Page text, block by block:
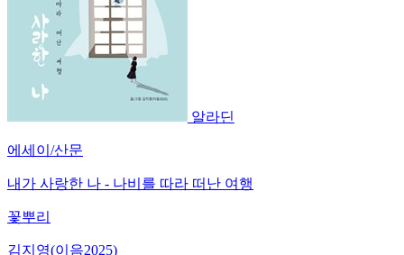
알라딘
에세이/산문
내가 사랑한 나 - 나비를 따라 떠난 여행
꽃뿌리
김지영(이음2025)